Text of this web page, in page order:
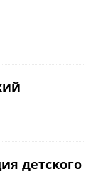
детского